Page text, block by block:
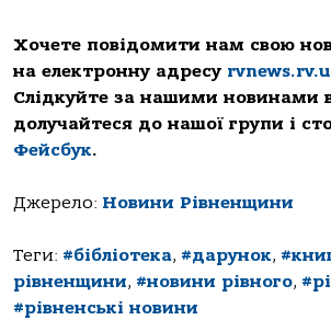
Хочете повідомити нам свою
на електронну адресу
Слідкуйте за нашими новинами
долучайтеся до нашої групи і
Фейсбук.
Джерело: Новини Рівненщини
Теги: #бібліотека, #дарунок,
рівненщини, #новини рівного,
#рівненські новини